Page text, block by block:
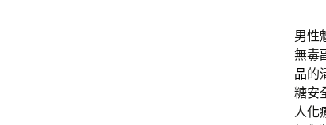
男性
無毒
品的
糖安
人化